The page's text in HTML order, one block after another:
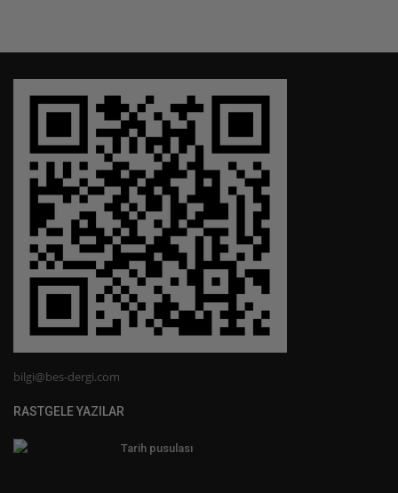
bilgi@bes-dergi.com
RASTGELE YAZILAR
Tarih pusulası